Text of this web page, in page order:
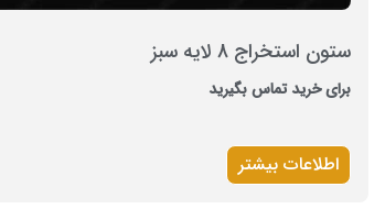
ستون استخراج 8 لایه سبز
برای خرید تماس بگیرید
اطلاعات بیشتر